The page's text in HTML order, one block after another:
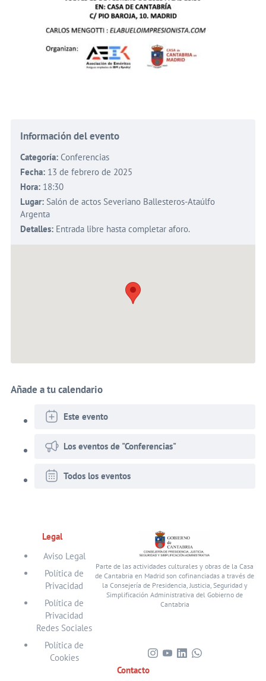
Información del evento
Categoría: Conferencias
Fecha: 13 de febrero de 2025
Hora: 18:30
Lugar: Salón de actos Severiano Ballesteros-Ataúlfo
Argenta
Detalles: Entrada libre hasta completar aforo.
Añade a tu calendario
Este evento
Los eventos de "Conferencias"
Todos los eventos
Legal
Aviso Legal
Política de
Privacidad
Política de
Privacidad
Redes Sociales
Política de
Cookies
Parte de las actividades culturales y obras de la Casa
de Cantabria en Madrid son cofinanciadas a través de
la Consejería de Presidencia, Justicia, Seguridad y
Simplificación Administrativa del Gobierno de
Cantabria
VisitaVisitaVisitaVisita
Contacto